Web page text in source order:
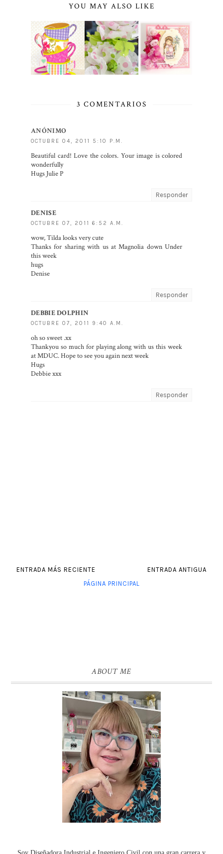
YOU MAY ALSO LIKE
3 COMENTARIOS
ANÓNIMO
OCTUBRE 04, 2011 5:10 P.M.
Beautiful card! Love the colors. Your image is colored
wonderfully
Hugs Julie P
Responder
DENISE
OCTUBRE 07, 2011 6:52 A.M.
wow, Tilda looks very cute
Thanks for sharing with us at Magnolia down Under
this week
hugs
Denise
Responder
DEBBIE DOLPHIN
OCTUBRE 07, 2011 9:40 A.M.
oh so sweet .xx
Thankyou so much for playing along with us this week
at MDUC. Hope to see you again next week
Hugs
Debbie xxx
Responder
ENTRADA MÁS RECIENTE
ENTRADA ANTIGUA
PÁGINA PRINCIPAL
ABOUT ME